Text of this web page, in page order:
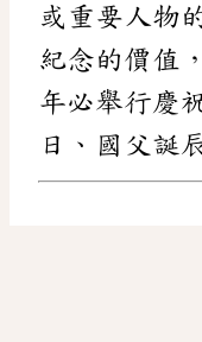
或重要人物
紀念的價值
年必舉行慶
日、國父誕